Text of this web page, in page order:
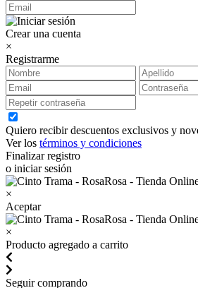
Crear una cuenta
×
Registrarme
Quiero recibir descuentos exclusivos y
Ver los términos y condiciones
Finalizar registro
o iniciar sesión
×
Aceptar
×
Producto agregado a carrito
Seguir comprando